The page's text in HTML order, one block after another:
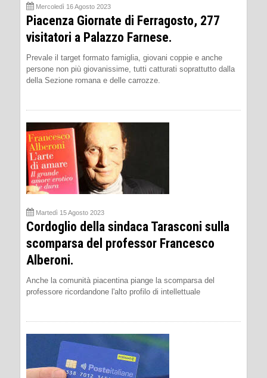
Mercoledì 16 Agosto 2023
Piacenza Giornate di Ferragosto, 277
visitatori a Palazzo Farnese.
Prevale il target formato famiglia, giovani coppie e anche
persone non più giovanissime, tutti catturati soprattutto dalla
della Sezione romana e delle carrozze.
Martedì 15 Agosto 2023
Cordoglio della sindaca Tarasconi sulla
scomparsa del professor Francesco
Alberoni.
Anche la comunità piacentina piange la scomparsa del
professore ricordandone l'alto profilo di intellettuale